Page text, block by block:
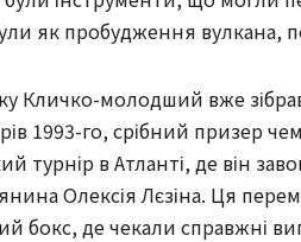
як пробудження вулкана,
Кличко-молодший вже
1993-го, срібний призер
турнір в Атланті, де він
Олексія Лєзіна. Ця
бокс, де чекали справжні